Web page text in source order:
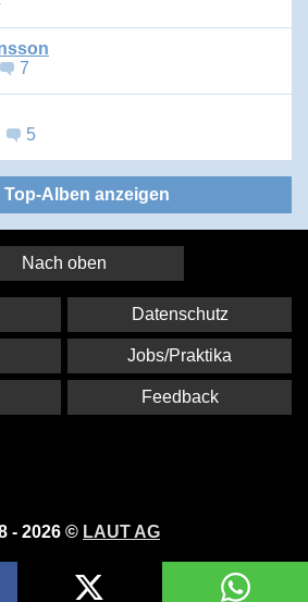
7
5
Top-Alben anzeigen
Nach oben
- 2026 © LAUT AG
Datenschutz
Jobs/Praktika
Feedback